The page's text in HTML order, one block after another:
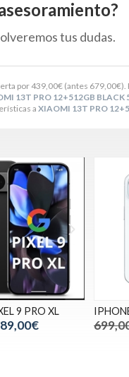
por439,00€ (antes 679,00€).
13T PRO 12+512GB BLACK
a XIAOMI 13T PRO
tus dudas.
9 PRO XL